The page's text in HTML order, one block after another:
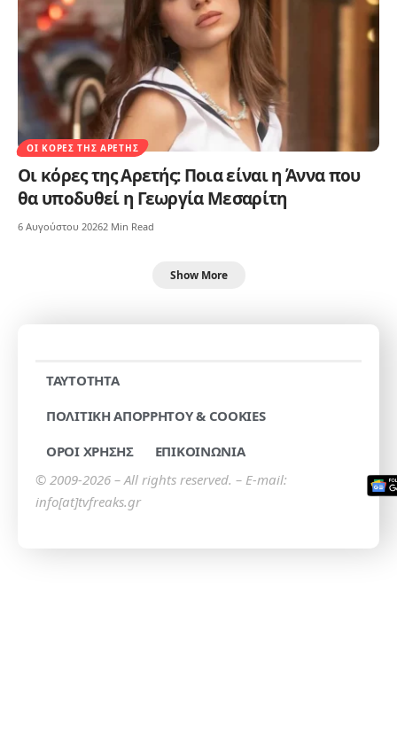
ΟΙ ΚΌΡΕΣ ΤΗΣ ΑΡΕΤΉΣ
Οι κόρες της Αρετής: Ποια είναι η Άννα που
θα υποδυθεί η Γεωργία Μεσαρίτη
6 Αυγούστου 20262 Min Read
Show More
TAYTOTHTA
ΠΟΛΙΤΙΚΗ ΑΠΟΡΡΗΤΟΥ & COOKIES
ΟΡΟΙ ΧΡΗΣΗΣ
ΕΠΙΚΟΙΝΩΝΙΑ
© 2009-2026 – All rights reserved. – E-mail:
info[at]tvfreaks.gr